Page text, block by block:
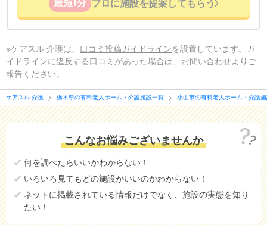
最短1分 プロに施設を提案してもらう
※ケアスル 介護は、 口コミ投稿ガイドラインを設置しています。ガ
イドラインに違反する口コミがあった場合は、お問い合わせよりご
報告ください。
ケアスル 介護 栃木県の有料老人ホーム・介護施設一覧 小山市の有料老人ホーム・介護
こんなお悩みございませんか
何を調べたらいいかわからない！
いろいろ見てもどの施設がいいのかわからない！
ネットに掲載されている情報だけでなく、施設の実態を知り
たい！